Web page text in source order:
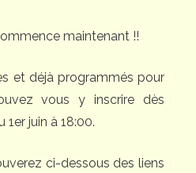
maintenant !!
et déjà programmés pour
vous y inscrire dès
juin à 18:00.
ci-dessous des liens